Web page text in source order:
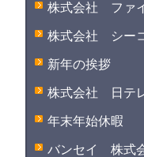
株式会社 ファ
株式会社 シー
新年の挨拶
株式会社 日テ
年末年始休暇
バンセイ 株式